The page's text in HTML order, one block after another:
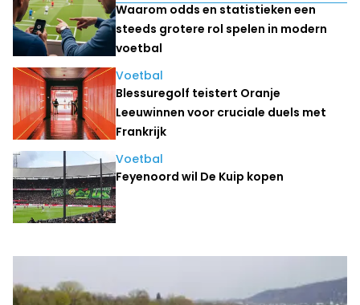
Waarom odds en statistieken een
steeds grotere rol spelen in modern
voetbal
Voetbal
Blessuregolf teistert Oranje
Leeuwinnen voor cruciale duels met
Frankrijk
Voetbal
Feyenoord wil De Kuip kopen
Laatste nieuws